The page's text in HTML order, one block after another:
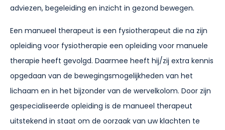
adviezen, begeleiding en inzicht in gezond bewegen.
Een manueel therapeut is een fysiotherapeut die na zijn
opleiding voor fysiotherapie een opleiding voor manuele
therapie heeft gevolgd. Daarmee heeft hij/zij extra kennis
opgedaan van de bewegingsmogelijkheden van het
lichaam en in het bijzonder van de wervelkolom. Door zijn
gespecialiseerde opleiding is de manueel therapeut
uitstekend in staat om de oorzaak van uw klachten te